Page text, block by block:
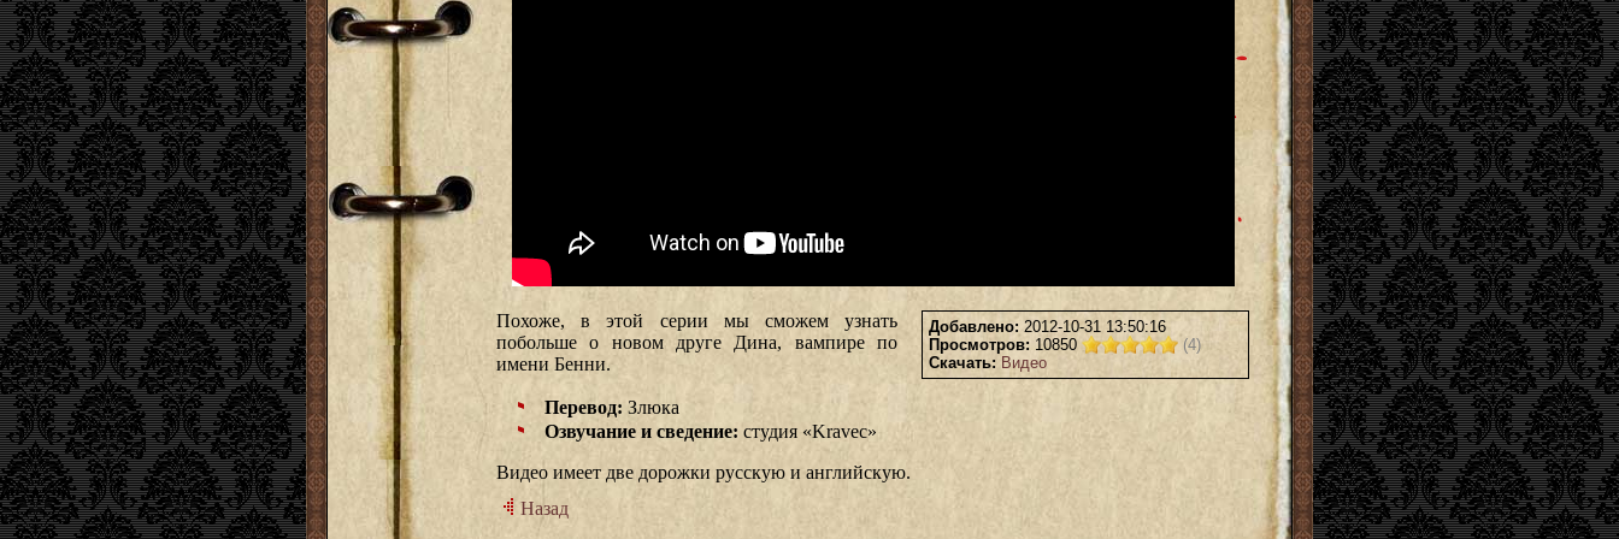
Добавлено: 2012-10-31 13:50:16
Просмотров: 10850
(4)
Скачать: Видео
Похоже, в этой серии мы сможем узнать
побольше о новом друге Дина, вампире по
имени Бенни.
Перевод: Злюка
Озвучание и сведение: студия «Kravec»
Видео имеет две дорожки русскую и английскую.
Назад